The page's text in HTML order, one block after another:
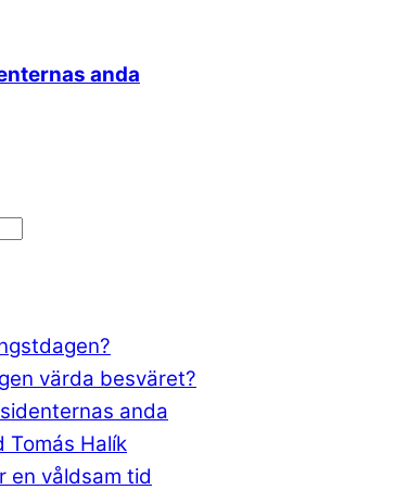
anda
värda besväret?
anda
Tomás Halík
en våldsam tid